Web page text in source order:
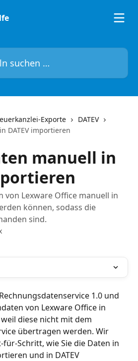
…
Exporte
DATEV
DATEV importieren
manuell in
von Lexware Office manuell in
können, sodass die
sind.
1.0 und
von Lexware Office in
diese nicht mit dem
übertragen werden. Wir
Schritt, wie Sie die Daten in
und in DATEV